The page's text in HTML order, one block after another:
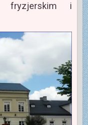
fryzjerskim i